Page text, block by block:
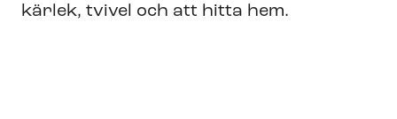
kärlek, tvivel och att hitta hem.